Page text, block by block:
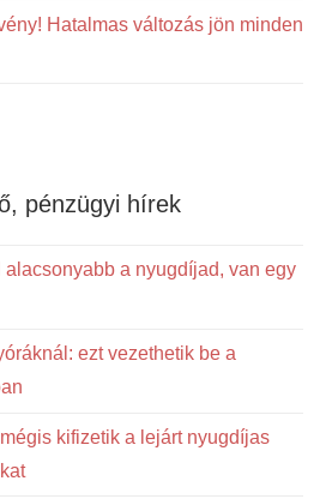
Hatalmas változás jön minden
pénzügyi hírek
alacsonyabb a nyugdíjad, van egy
ezt vezethetik be a
kifizetik a lejárt nyugdíjas